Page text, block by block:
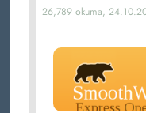
26,789 okuma,